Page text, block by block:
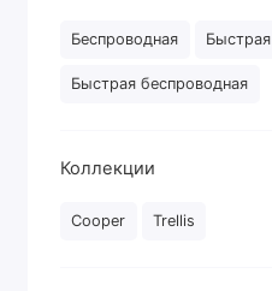
Беспроводная Быстрая
Быстрая беспроводная
Коллекции
Cooper Trellis